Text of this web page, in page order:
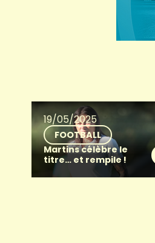
19/05/2025
FOOTBALL
Martins célèbre le
titre… et rempile !